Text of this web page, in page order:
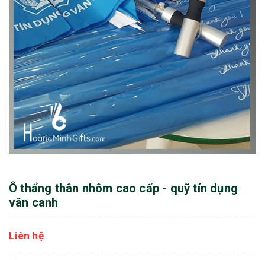
Ô thẩng thân nhôm cao cấp - quỹ tín dụng
vân canh
Liên hệ